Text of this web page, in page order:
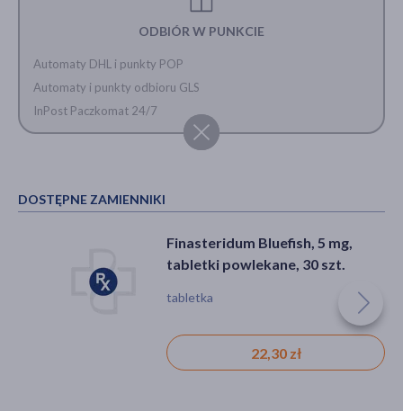
ODBIÓR W PUNKCIE
Automaty DHL i punkty POP
Automaty i punkty odbioru GLS
InPost Paczkomat 24/7
DOSTĘPNE ZAMIENNIKI
Finasteridum Bluefish, 5 mg,
tabletki powlekane, 30 szt.
tabletka
22,30 zł